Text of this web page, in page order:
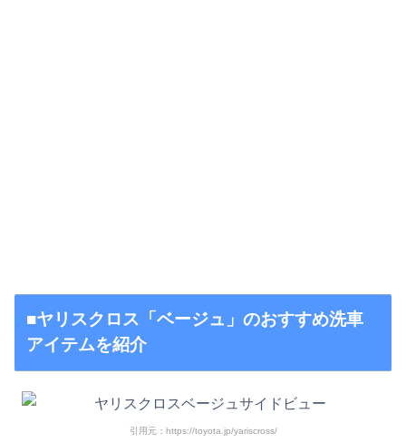
■ヤリスクロス「ベージュ」のおすすめ洗車
アイテムを紹介
引用元：https://toyota.jp/yariscross/